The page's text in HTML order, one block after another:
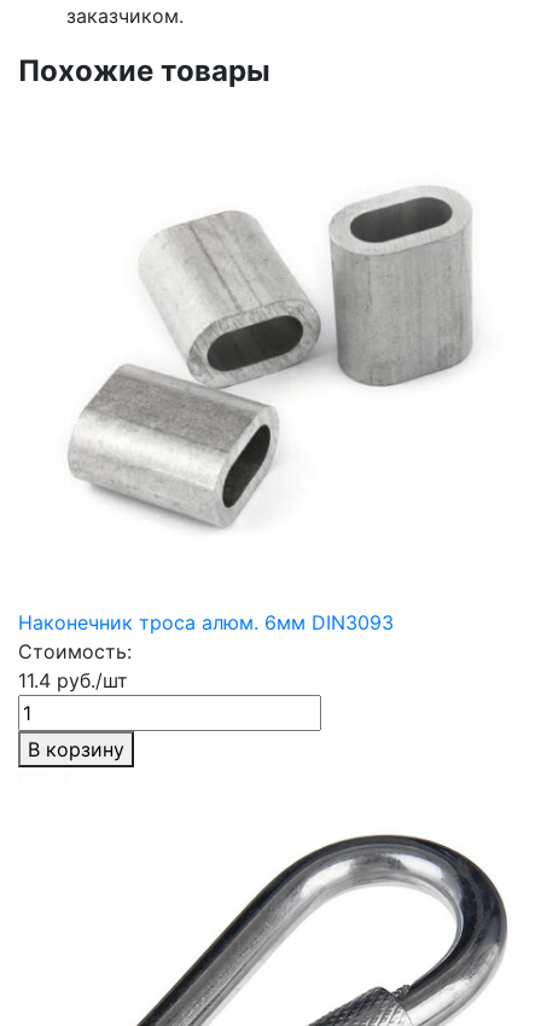
заказчиком.
Похожие товары
Наконечник троса алюм. 6мм DIN3093
Стоимость:
11.4 руб./шт
В корзину